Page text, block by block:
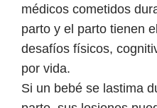
médicos cometidos
parto y el parto tienen
desafíos físicos,
por vida.
Si un bebé se lastima